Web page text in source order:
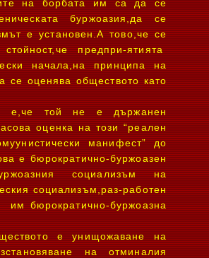
на борбата им са да се
буржоазия,да се
е установен.А тово,че се
предпри-ятията
начала,на принципа на
се оценява обществото като
е,че той не е държанен
оценка на този “реален
манифест” до
е бюрократично-буржоазен
социализъм на
социализъм,раз-работен
им бюрократично-буржоазна
е унищожаване на
на отминалия